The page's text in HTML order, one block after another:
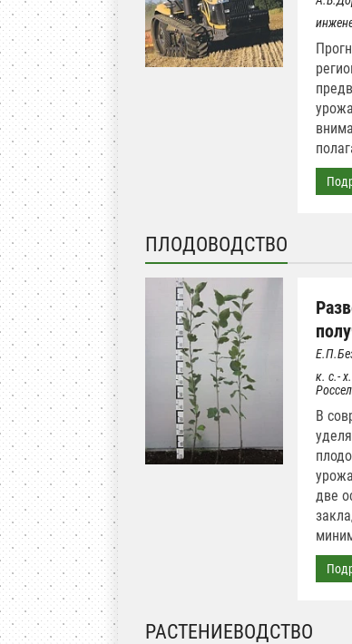
ПЛОДОВОДСТВО
к. с.-
В
две
РАСТЕНИЕВОДСТВО